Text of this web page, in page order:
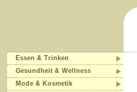
Essen & Trinken
Gesundheit & Wellness
Mode & Kosmetik